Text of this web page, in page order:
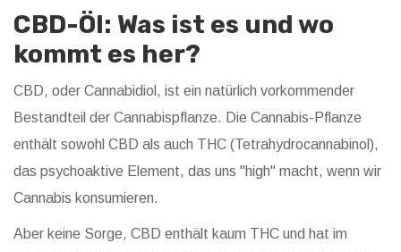
CBD-Öl: Was ist es und wo
kommt es her?
CBD, oder Cannabidiol, ist ein natürlich vorkommender
Bestandteil der Cannabispflanze. Die Cannabis-Pflanze
enthält sowohl CBD als auch THC (Tetrahydrocannabinol),
das psychoaktive Element, das uns "high" macht, wenn wir
Cannabis konsumieren.
Aber keine Sorge, CBD enthält kaum THC und hat im